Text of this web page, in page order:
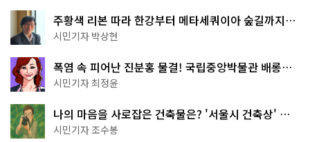
주황색 리본 따라 한강부터 메타세쿼이아 숲길까지…
서울둘레길 15코스
시민기자 박상현
폭염 속 피어난 진분홍 물결! 국립중앙박물관 배롱나
무 명소
시민기자 최정윤
나의 마음을 사로잡은 건축물은? '서울시 건축상' 수
상작 공개!
시민기자 조수봉